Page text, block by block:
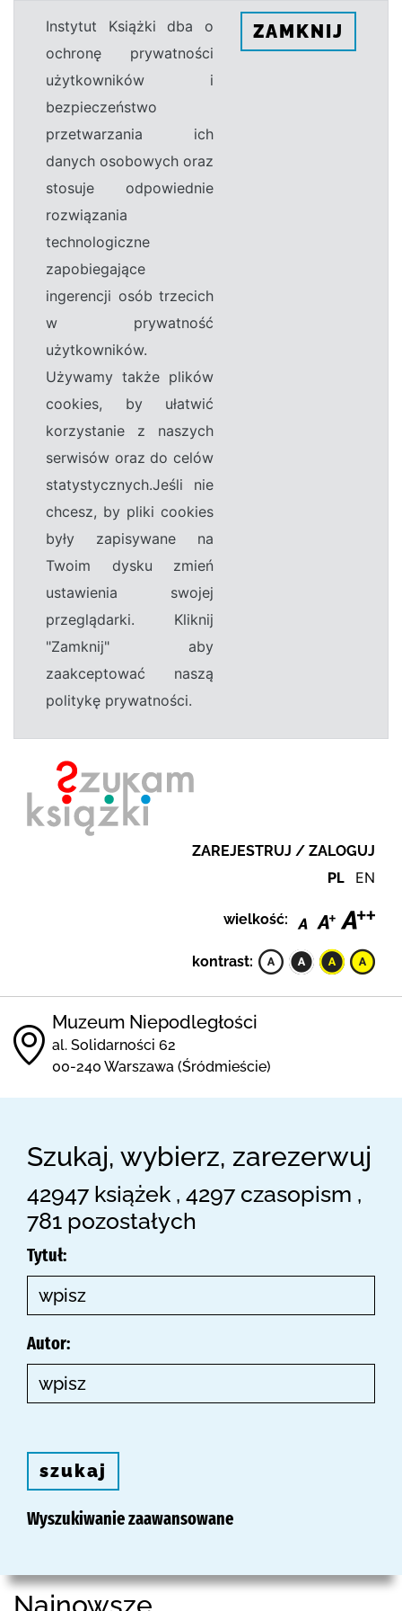
Instytut Książki dba o
ochronę prywatności
użytkowników i
bezpieczeństwo
przetwarzania ich
danych osobowych oraz
stosuje odpowiednie
rozwiązania
technologiczne
zapobiegające
ingerencji osób trzecich
w prywatność
użytkowników.
Używamy także plików
cookies, by ułatwić
korzystanie z naszych
serwisów oraz do celów
statystycznych.Jeśli nie
chcesz, by pliki cookies
były zapisywane na
Twoim dysku zmień
ustawienia swojej
przeglądarki. Kliknij
"Zamknij" aby
zaakceptować naszą
politykę prywatności.
ZAMKNIJ
ZAREJESTRUJ / ZALOGUJ
PL EN
wielkość:
kontrast:
Muzeum Niepodległości
al. Solidarności 62
00-240 Warszawa (Śródmieście)
Szukaj, wybierz, zarezerwuj
42947 książek , 4297 czasopism ,
781 pozostałych
Tytuł:
Autor:
szukaj
Wyszukiwanie zaawansowane